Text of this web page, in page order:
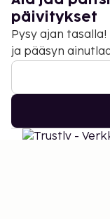
päivitykset
Pysy ajan
ja pääsyn